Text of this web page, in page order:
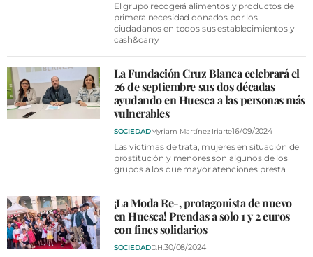
El grupo recogerá alimentos y productos de
primera necesidad donados por los
ciudadanos en todos sus establecimientos y
cash&carry
La Fundación Cruz Blanca celebrará el
26 de septiembre sus dos décadas
ayudando en Huesca a las personas más
vulnerables
SOCIEDADMyriam Martínez Iriarte16/09/2024
Las víctimas de trata, mujeres en situación de
prostitución y menores son algunos de los
grupos a los que mayor atenciones presta
¡La Moda Re-, protagonista de nuevo
en Huesca! Prendas a solo 1 y 2 euros
con fines solidarios
SOCIEDADD.H.30/08/2024